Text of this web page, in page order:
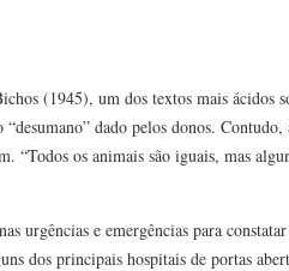
(1945), um dos textos mais ácidos
dado pelos donos.
“Todos os animais são iguais, mas
urgências e emergências para
dos principais hospitais de portas